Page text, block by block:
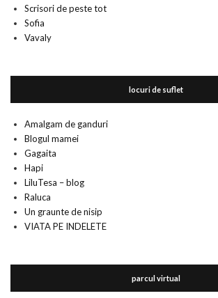
Scrisori de peste tot
Sofia
Vavaly
locuri de suflet
Amalgam de ganduri
Blogul mamei
Gagaita
Hapi
LiluTesa – blog
Raluca
Un graunte de nisip
VIATA PE INDELETE
parcul virtual